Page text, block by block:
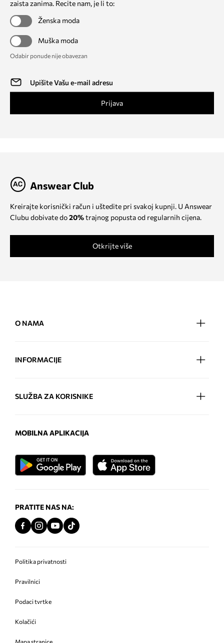
zaista zanima. Recite nam, je li to:
Ženska moda
Muška moda
Odabir ponude nije obavezan
Prijava
Answear Club
Kreirajte korisnički račun i uštedite pri svakoj kupnji. U Answear
Clubu dobivate do20%trajnog popusta od regularnih cijena.
Otkrijte više
O NAMA
INFORMACIJE
SLUŽBA ZA KORISNIKE
MOBILNA APLIKACIJA
PRATITE NAS NA:
Politika privatnosti
Pravilnici
Podaci tvrtke
Kolačići